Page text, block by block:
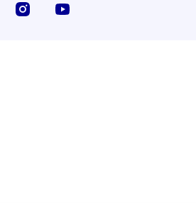
Facebook Instagram